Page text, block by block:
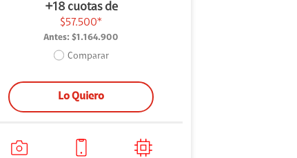
+18 cuotas de
$57.500*
Antes: $1.164.900
Comparar
Lo Quiero